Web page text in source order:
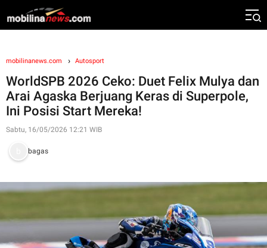
mobilinanews.com Autosport
WorldSPB 2026 Ceko: Duet Felix Mulya dan
Arai Agaska Berjuang Keras di Superpole,
Ini Posisi Start Mereka!
Sabtu, 16/05/2026 12:21 WIB
bagas